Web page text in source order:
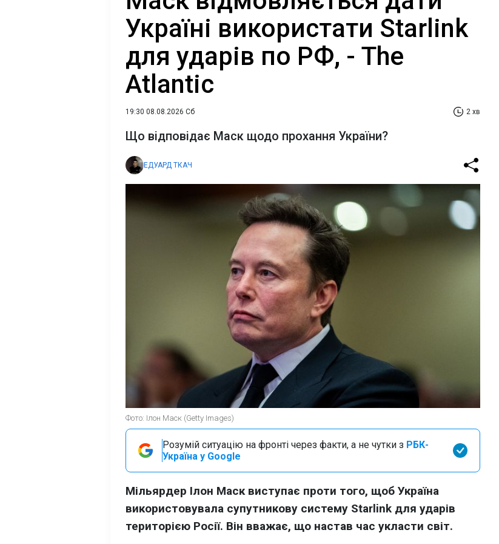
Україні використати Starlink
для ударів по РФ, - The
Atlantic
19:30 08.08.2026 Сб 2 хв
Що відповідає Маск щодо прохання України?
ЕДУАРД ТКАЧ
Фото: Ілон Маск (Getty Images)
Розумій ситуацію на фронті через факти, а не чутки з РБК-
Україна у Google
Мільярдер Ілон Маск виступає проти того, щоб Україна
використовувала супутникову систему Starlink для ударів
територією Росії. Він вважає, що настав час укласти світ.